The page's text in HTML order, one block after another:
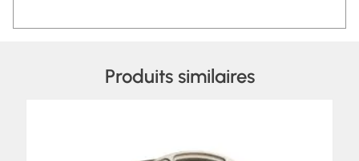
Produits similaires